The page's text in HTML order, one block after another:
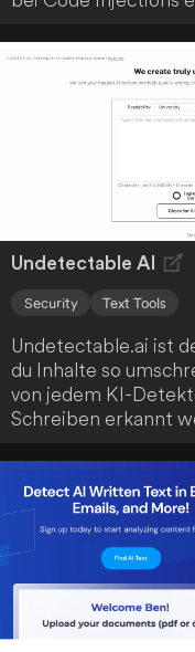
Mit der No Prompt
deine Apps einfach
Undetectable AI
Security Text Tools
Undetectable.ai ist
du Inhalte so
von jedem KI-
Schreiben erkannt
Undetectable.ai
um die
bewahren und die
Inhalte zu
verbesserten SEO-
hochwertigerem
Glaubwürdigkeit.